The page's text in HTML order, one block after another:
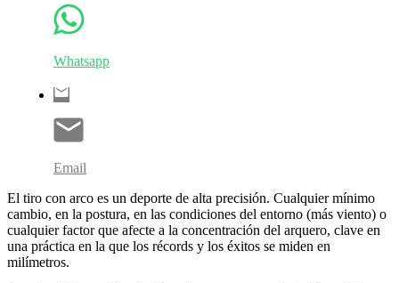
Whatsapp
Email
El tiro con arco es un deporte de alta precisión. Cualquier mínimo
cambio, en la postura, en las condiciones del entorno (más viento) o
cualquier factor que afecte a la concentración del arquero, clave en
una práctica en la que los récords y los éxitos se miden en
milímetros.